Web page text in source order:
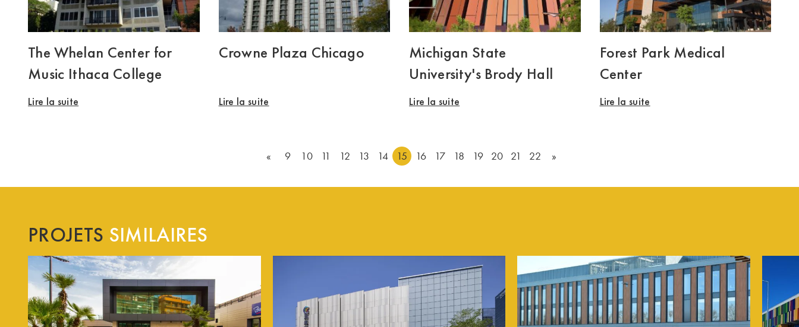
The Whelan Center for
Music Ithaca College
Lire la suite
Crowne Plaza Chicago
Lire la suite
Michigan State
University's Brody Hall
Lire la suite
Forest Park Medical
Center
Lire la suite
« 9 10 11 12 13 14 15 16 17 18 19 20 21 22 »
PROJETS SIMILAIRES